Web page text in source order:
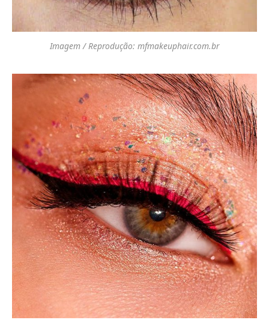
Imagem / Reprodução: mfmakeuphair.com.br